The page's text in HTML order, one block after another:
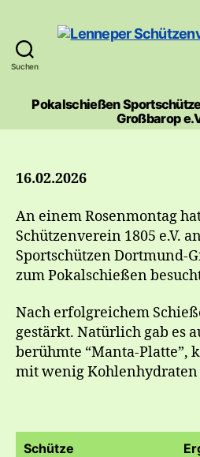
Suchen
e.V
Pokalschießen
Großbarop
16.02.2026
An einem Rosenmontag
Schützenverein 1805 e.V.
Sportschützen Dortmund-
zum Pokalschießen
Nach erfolgreichem
gestärkt. Natürlich gab es
berühmte “Manta-Platte”,
mit wenig Kohlenhydraten
Schütze